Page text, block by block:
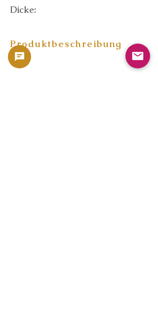
Dicke:
Produktbeschreibung